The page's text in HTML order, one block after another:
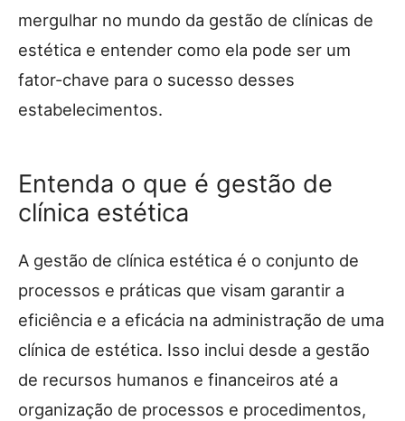
mergulhar no mundo da gestão de clínicas de
estética e entender como ela pode ser um
fator-chave para o sucesso desses
estabelecimentos.
Entenda o que é gestão de
clínica estética
A gestão de clínica estética é o conjunto de
processos e práticas que visam garantir a
eficiência e a eficácia na administração de uma
clínica de estética. Isso inclui desde a gestão
de recursos humanos e financeiros até a
organização de processos e procedimentos,